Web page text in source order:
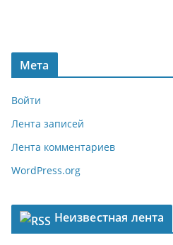
Мета
Войти
Лента записей
Лента комментариев
WordPress.org
Неизвестная лента